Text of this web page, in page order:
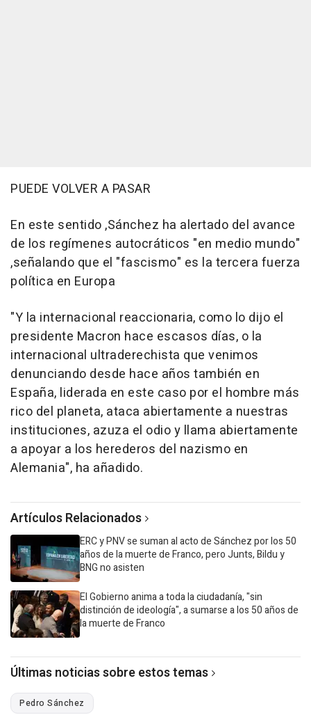
PUEDE VOLVER A PASAR
En este sentido ,Sánchez ha alertado del avance
de los regímenes autocráticos "en medio mundo"
,señalando que el "fascismo" es la tercera fuerza
política en Europa
"Y la internacional reaccionaria, como lo dijo el
presidente Macron hace escasos días, o la
internacional ultraderechista que venimos
denunciando desde hace años también en
España, liderada en este caso por el hombre más
rico del planeta, ataca abiertamente a nuestras
instituciones, azuza el odio y llama abiertamente
a apoyar a los herederos del nazismo en
Alemania", ha añadido.
Artículos Relacionados
ERC y PNV se suman al acto de Sánchez por los 50
años de la muerte de Franco, pero Junts, Bildu y
BNG no asisten
El Gobierno anima a toda la ciudadanía, "sin
distinción de ideología", a sumarse a los 50 años de
la muerte de Franco
Últimas noticias sobre estos temas
Pedro Sánchez